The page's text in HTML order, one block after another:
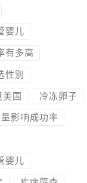
婴儿
有多高
性别
美国 冷冻卵子
影响成功率
婴儿